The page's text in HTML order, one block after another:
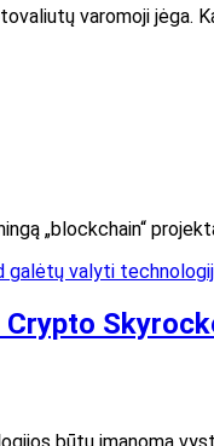
varomoji jėga.
„blockchain“